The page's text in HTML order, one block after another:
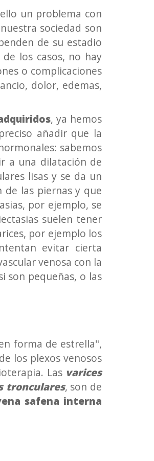
un problema con
sociedad son
de su estadio
los casos, no hay
o complicaciones
dolor, edemas,
, ya hemos
añadir que la
sabemos
a una dilatación de
lisas y se da un
las piernas y que
por ejemplo, se
suelen tener
por ejemplo los
evitar cierta
venosa con la
son pequeñas, o las
forma de estrella",
los plexos venosos
Las varices
tronculares, son de
safena interna